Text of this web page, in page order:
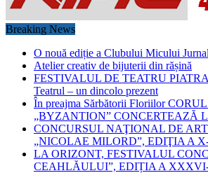
Breaking News
O nouă ediție a Clubului Micului
Atelier creativ de bijuterii din rășină
FESTIVALUL DE TEATRU
Teatrul – un dincolo prezent
În preajma Sărbătorii Floriilor
„BYZANTION” CONCERTEAZĂ
CONCURSUL NAŢIONAL DE
„NICOLAE MILORD”, EDIŢIA A
LA ORIZONT, FESTIVALUL
CEAHLĂULUI”, EDIȚIA A